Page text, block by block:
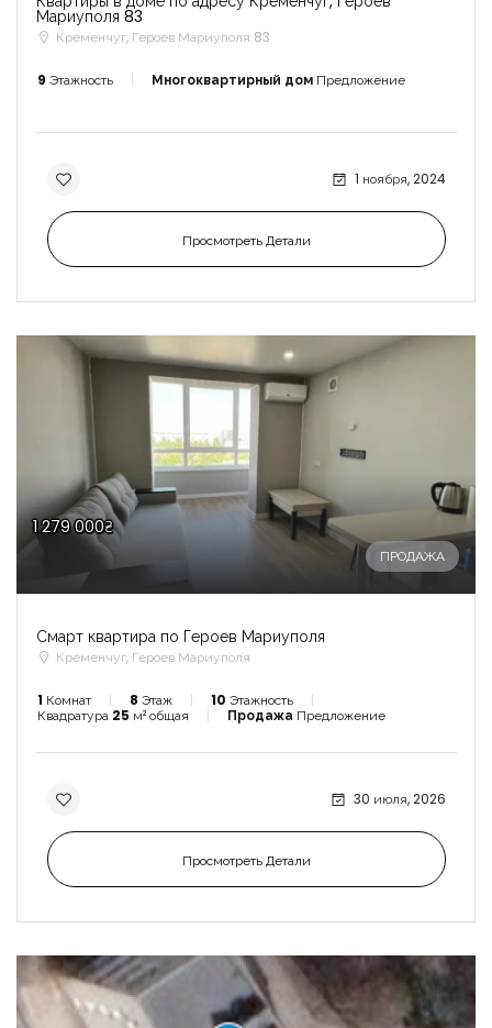
Мариуполя 83
Кременчуг, Героев Мариуполя 83
9 Этажность Многоквартирный дом Предложение
1 ноября, 2024
Просмотреть Детали
1 279 000₴
ПРОДАЖА
Смарт квартира по Героев Мариуполя
Кременчуг, Героев Мариуполя
1 Комнат 8 Этаж 10 Этажность
Квадратура 25 м² общая Продажа Предложение
30 июля, 2026
Просмотреть Детали